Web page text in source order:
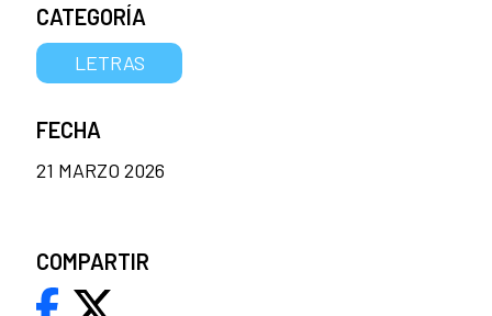
CATEGORÍA
LETRAS
FECHA
21 MARZO 2026
COMPARTIR